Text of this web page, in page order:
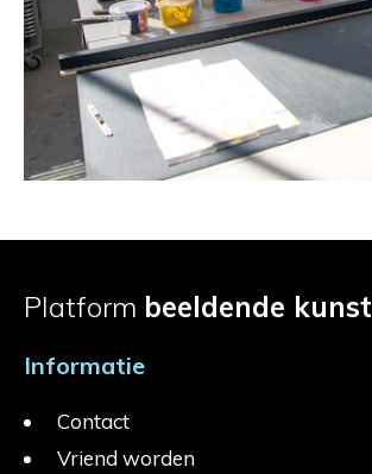
Platform beeldende kunst
Informatie
Contact
Vriend worden